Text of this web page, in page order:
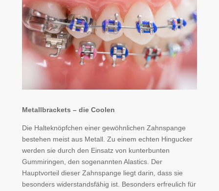
Metallbrackets – die Coolen
Die Halteknöpfchen einer gewöhnlichen Zahnspange
bestehen meist aus Metall. Zu einem echten Hingucker
werden sie durch den Einsatz von kunterbunten
Gummiringen, den sogenannten Alastics. Der
Hauptvorteil dieser Zahnspange liegt darin, dass sie
besonders widerstandsfähig ist. Besonders erfreulich für